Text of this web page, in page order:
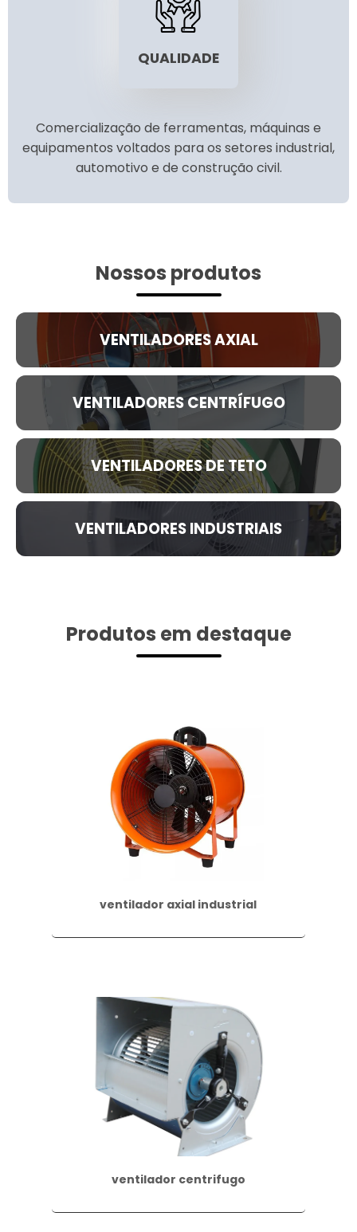
QUALIDADE
Comercialização de ferramentas, máquinas e
equipamentos voltados para os setores industrial,
automotivo e de construção civil.
Nossos produtos
VENTILADORES AXIAL
VENTILADORES CENTRÍFUGO
VENTILADORES DE TETO
VENTILADORES INDUSTRIAIS
Produtos em destaque
ventilador axial industrial
ventilador centrifugo